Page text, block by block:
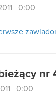
0:00
nr
0:00